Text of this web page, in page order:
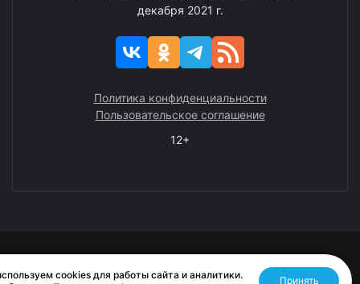
декабря 2021 г.
Политика конфиденциальности
Пользовательское соглашение
12+
cookies для работы сайта и аналитики.
Принять